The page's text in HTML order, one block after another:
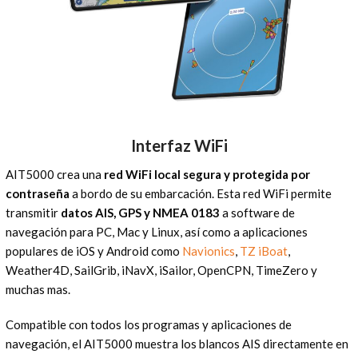
Interfaz WiFi
AIT5000 crea una red WiFi local segura y protegida por
contraseña a bordo de su embarcación. Esta red WiFi permite
transmitir datos AIS, GPS y NMEA 0183 a software de
navegación para PC, Mac y Linux, así como a aplicaciones
populares de iOS y Android como Navionics, TZ iBoat,
Weather4D, SailGrib, iNavX, iSailor, OpenCPN, TimeZero y
muchas mas.
Compatible con todos los programas y aplicaciones de
navegación, el AIT5000 muestra los blancos AIS directamente en